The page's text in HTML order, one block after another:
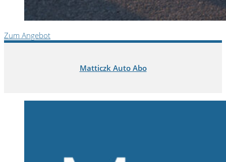
Zum Angebot
Matticzk Auto Abo